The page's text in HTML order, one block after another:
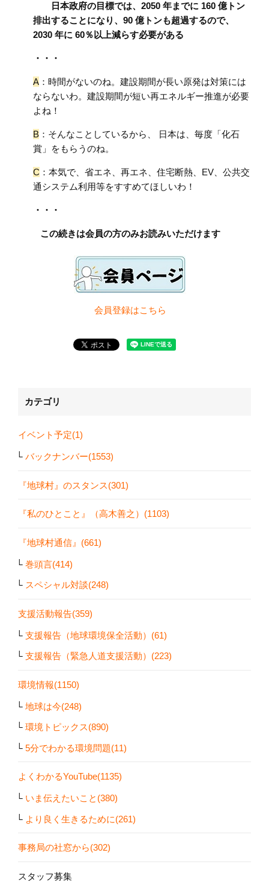
日本政府の目標では、2050 年までに 160 億トン
排出することになり、90 億トンも超過するので、
2030 年に 60％以上減らす必要がある
・・・
A ：時間がないのね。建設期間が長い原発は対策には
ならないわ。建設期間が短い再エネルギー推進が必要
よね！
B ：そんなことしているから、 日本は、毎度「化石
賞」をもらうのね。
C ：本気で、省エネ、再エネ、住宅断熱、EV、公共交
通システム利用等をすすめてほしいわ！
・・・
この続きは会員の方のみお読みいただけます
会員登録はこちら
カテゴリ
イベント予定(1)
バックナンバー(1553)
『地球村』のスタンス(301)
『私のひとこと』（高木善之）(1103)
『地球村通信』(661)
巻頭言(414)
スペシャル対談(248)
支援活動報告(359)
支援報告（地球環境保全活動）(61)
支援報告（緊急人道支援活動）(223)
環境情報(1150)
地球は今(248)
環境トピックス(890)
5分でわかる環境問題(11)
よくわかるYouTube(1135)
いま伝えたいこと(380)
より良く生きるために(261)
事務局の社窓から(302)
スタッフ募集